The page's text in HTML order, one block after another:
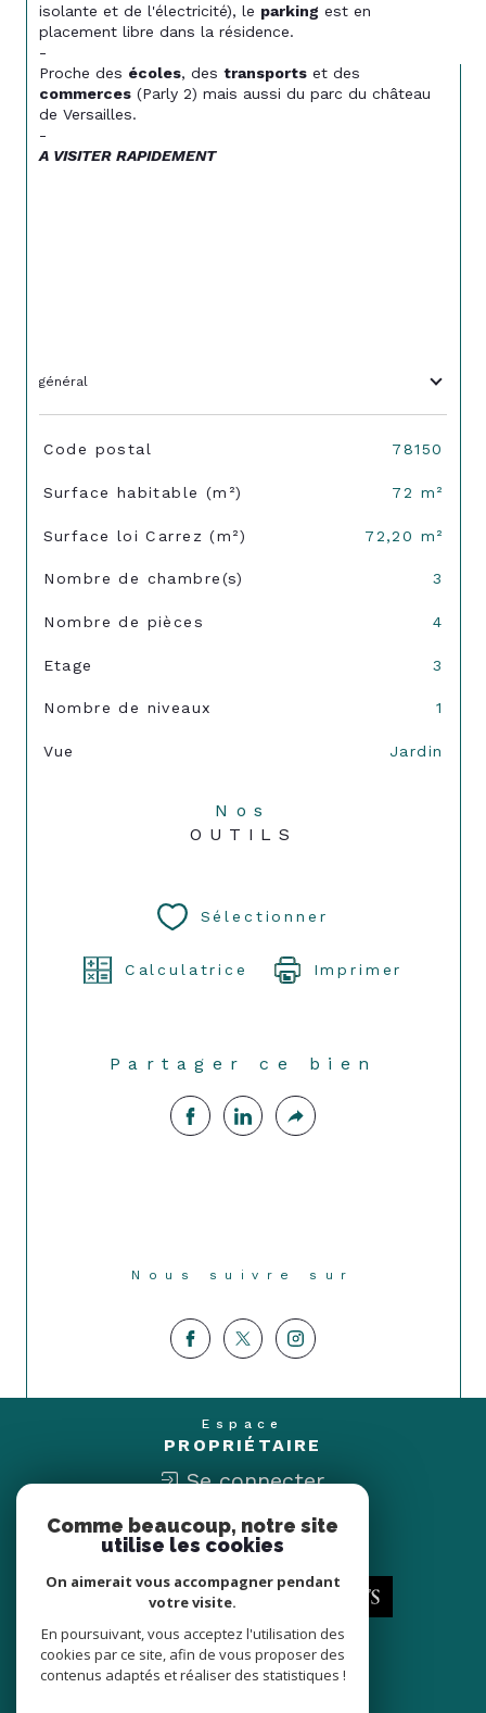
isolante et de l'électricité), le parking est en
placement libre dans la résidence.
-
Proche des écoles, des transports et des
commerces (Parly 2) mais aussi du parc du château
de Versailles.
-
A VISITER RAPIDEMENT
général
TRAD_SIROCCO_Caracteristique
Code postal 78150
Surface habitable (m²) 72 m²
Surface loi Carrez (m²) 72,20 m²
Nombre de chambre(s) 3
Nombre de pièces 4
Etage 3
Nombre de niveaux 1
Vue Jardin
Nos
OUTILS
Sélectionner
Calculatrice Imprimer
Partager ce bien
Nous suivre sur
Espace
PROPRIÉTAIRE
Se connecter
Nous
ADHÉRONS
Comme beaucoup, notre site
utilise les cookies
On aimerait vous accompagner pendant
votre visite.
En poursuivant, vous acceptez l'utilisation des
cookies par ce site, afin de vous proposer des
contenus adaptés et réaliser des statistiques !